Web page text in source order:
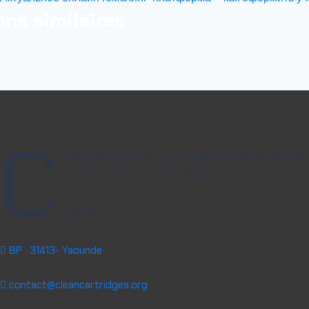
BP : 31413- Yaounde
contact@cleancartridges.org